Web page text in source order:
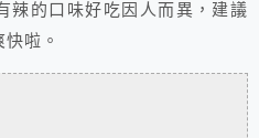
辣的口味好吃因人而異，建議
啦。